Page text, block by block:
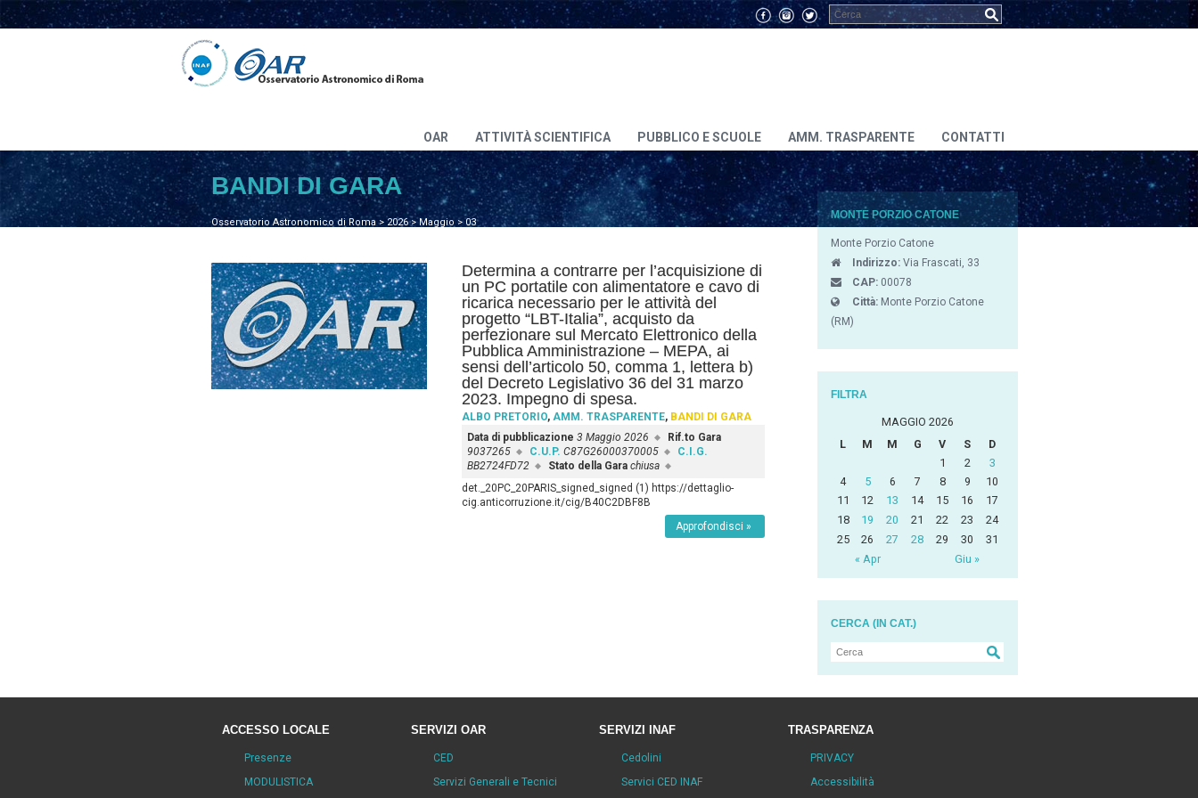
OAR ATTIVITÀ SCIENTIFICA PUBBLICO E SCUOLE AMM. TRASPARENTE CONTATTI
Osservatorio Astronomico di Roma> 2026>Maggio >03
BANDI DI GARA
Determina a contrarre per l’acquisizione di
un PC portatile con alimentatore e cavo di
ricarica necessario per le attività del
progetto “LBT-Italia”, acquisto da
perfezionare sul Mercato Elettronico della
Pubblica Amministrazione – MEPA, ai
sensi dell’articolo 50, comma 1, lettera b)
del Decreto Legislativo 36 del 31 marzo
2023. Impegno di spesa.
ALBO PRETORIO, AMM. TRASPARENTE, BANDI DI GARA
Data di pubblicazione 3 Maggio 2026
Rif.to Gara
9037265
C.U.P. C87G26000370005
C.I.G.
BB2724FD72
Stato della Gara chiusa
det._20PC_20PARIS_signed_signed (1) https://dettaglio-
cig.anticorruzione.it/cig/B40C2DBF8B
Approfondisci »
MONTE PORZIO CATONE
Monte Porzio Catone
Indirizzo: Via Frascati, 33
CAP: 00078
Città: Monte Porzio Catone
(RM)
FILTRA
MAGGIO 2026
L
M M G V S D
« Apr Giu »
1 2
3
4
5 6 7 8 9
10
11
12 13 14 15 16
17
18
19 20 21 22 23
24
25
26 27 28 29 30 31
CERCA (IN CAT.)
ACCESSO LOCALE
Presenze
MODULISTICA
SERVIZI OAR
CED
Servizi Generali e Tecnici
SERVIZI INAF
Cedolini
Servici CED INAF
TRASPARENZA
PRIVACY
Accessibilità